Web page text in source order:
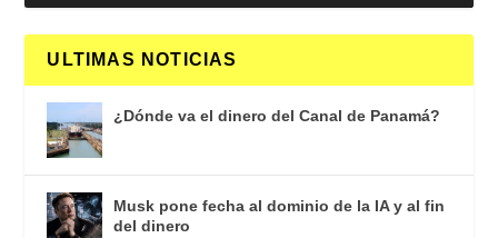
ULTIMAS NOTICIAS
¿Dónde va el dinero del Canal de Panamá?
Musk pone fecha al dominio de la IA y al fin
del dinero